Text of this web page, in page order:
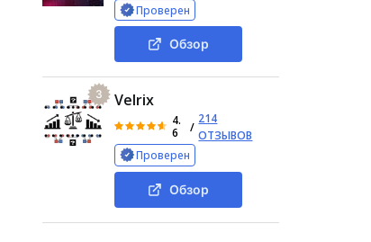
Официальная информация об «Идс Груп
Проверен
Обзор
3 Velrix
4.
6
/
214
ОТЗЫВОВ
Проверен
Обзор